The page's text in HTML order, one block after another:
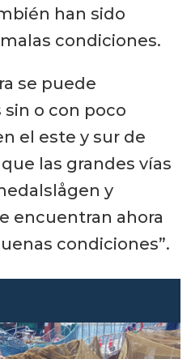
han sido
condiciones.
se puede
o con poco
el este y sur de
las grandes vías
y
encuentran ahora
condiciones”.